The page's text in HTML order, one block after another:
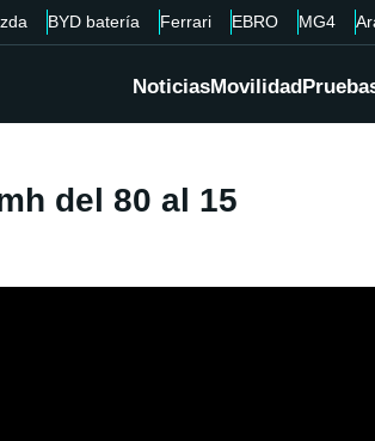
BYD batería Ferrari EBRO MG4
NoticiasMovilidad
del 80 al 15